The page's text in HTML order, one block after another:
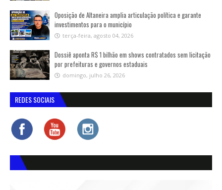
Oposição de Altaneira amplia articulação política e garante
investimentos para o município
terça-feira, agosto 04, 2026
Dossiê aponta R$ 1 bilhão em shows contratados sem licitação
por prefeituras e governos estaduais
domingo, julho 26, 2026
REDES SOCIAIS